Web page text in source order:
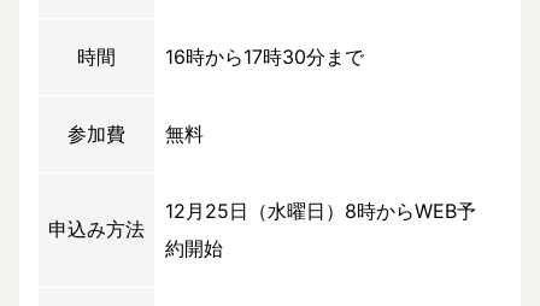
時間 16時から17時30分まで
参加費 無料
申込み方法
12月25日（水曜日）8時からWEB予
約開始